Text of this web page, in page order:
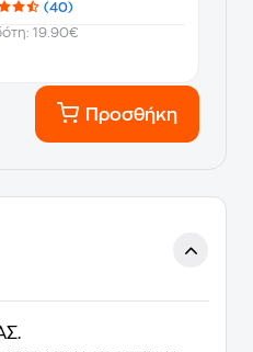
(40)
19.90€
Προσθήκη